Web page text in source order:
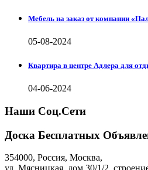
Мебель на заказ от компании
05-08-2024
Квартира в центре Адлера для
04-06-2024
Наши Соц.Сети
Доска Бесплатных
354000, Россия, Москва,